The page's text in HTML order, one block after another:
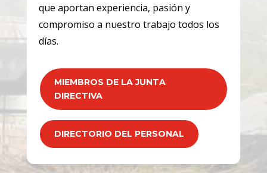
que aportan experiencia, pasión y
compromiso a nuestro trabajo todos los
días.
MIEMBROS DE LA JUNTA
DIRECTIVA
DIRECTORIO DEL PERSONAL